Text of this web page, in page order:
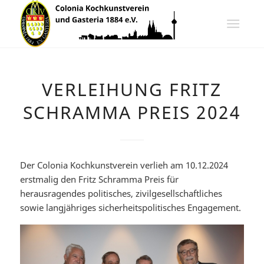
VERLEIHUNG FRITZ
SCHRAMMA PREIS 2024
Der Colonia Kochkunstverein verlieh am 10.12.2024
erstmalig den Fritz Schramma Preis für
herausragendes politisches, zivilgesellschaftliches
sowie langjähriges sicherheitspolitisches Engagement.